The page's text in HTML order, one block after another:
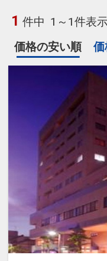
1 件中 1～1件表
価格の安い順